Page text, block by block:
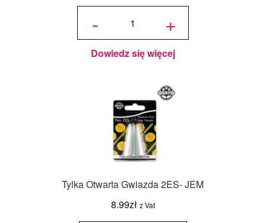
-
ilość
Kwiat
2J -
JEM +
Dowiedz się więcej
Tylka Otwarta Gwiazda 2ES- JEM
8.99zł z Vat